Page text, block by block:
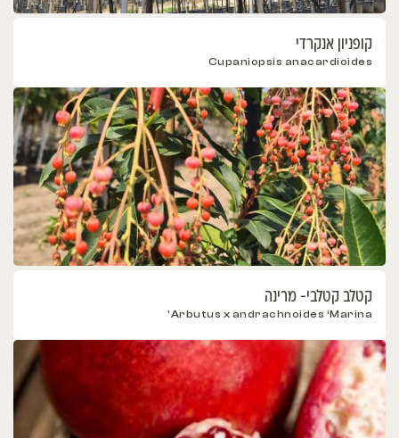
קופניון אנקרדי
Cupaniopsis anacardioides
קטלב קטלבי- מרינה
Arbutus x andrachnoides ‘Marina’